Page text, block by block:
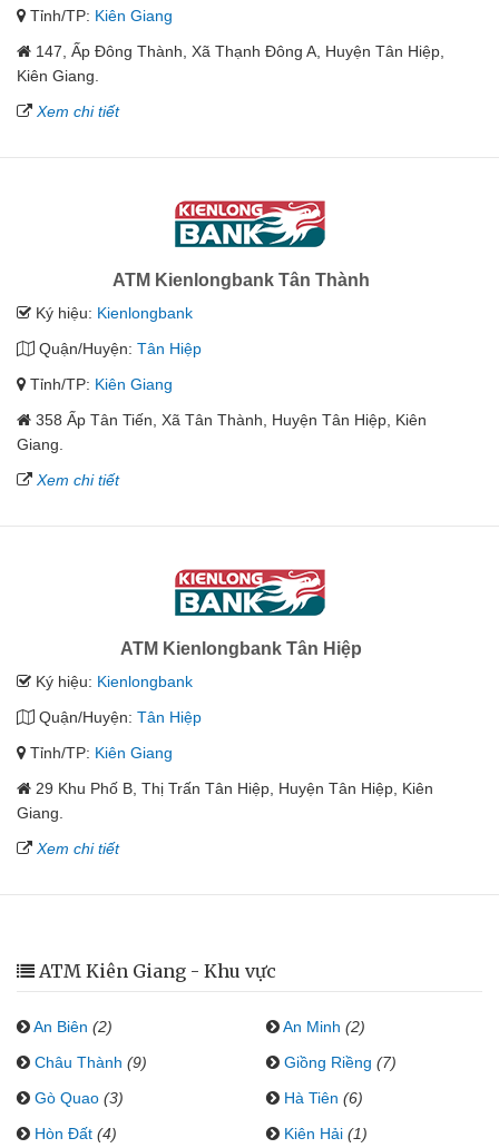
Tỉnh/TP: Kiên Giang
147, Ấp Đông Thành, Xã Thạnh Đông A, Huyện Tân Hiệp,
Kiên Giang.
Xem chi tiết
ATM Kienlongbank Tân Thành
Ký hiệu: Kienlongbank
Quận/Huyện: Tân Hiệp
Tỉnh/TP: Kiên Giang
358 Ấp Tân Tiến, Xã Tân Thành, Huyện Tân Hiệp, Kiên
Giang.
Xem chi tiết
ATM Kienlongbank Tân Hiệp
Ký hiệu: Kienlongbank
Quận/Huyện: Tân Hiệp
Tỉnh/TP: Kiên Giang
29 Khu Phố B, Thị Trấn Tân Hiệp, Huyện Tân Hiệp, Kiên
Giang.
Xem chi tiết
ATM Kiên Giang - Khu vực
An Biên (2) An Minh (2)
Châu Thành (9) Giồng Riềng (7)
Gò Quao (3) Hà Tiên (6)
Hòn Đất (4) Kiên Hải (1)